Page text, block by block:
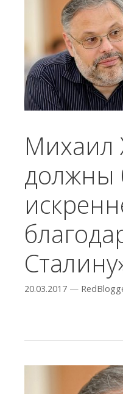
Михаил
должны
20.03.2017 —